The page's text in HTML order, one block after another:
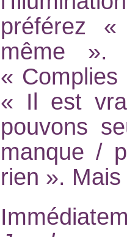
préférez
même ».
«
« Il est
pouvons
manque /
rien ».